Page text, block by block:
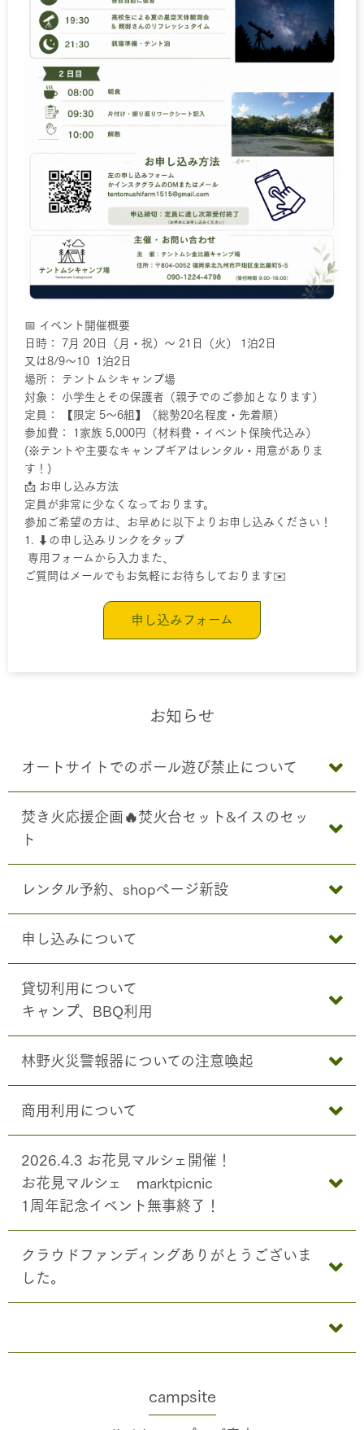
📅 イベント開催概要
日時： 7月 20日（月・祝）〜 21日（火） 1泊2日
又は8/9〜10 1泊2日
場所： テントムシキャンプ場
対象： 小学生とその保護者（親子でのご参加となります）
定員： 【限定 5〜6組】（総勢20名程度・先着順）
参加費： 1家族 5,000円（材料費・イベント保険代込み）
(※テントや主要なキャンプギアはレンタル・用意がありま
す！)
📩 お申し込み方法
定員が非常に少なくなっております。
参加ご希望の方は、お早めに以下よりお申し込みください！
1. ⬇️の申し込みリンクをタップ
専用フォームから入力また、
ご質問はメールでもお気軽にお待ちしております✉️
申し込みフォーム
お知らせ
オートサイトでのボール遊び禁止について
焚き火応援企画🔥焚火台セット&イスのセッ
ト
レンタル予約、shopページ新設
申し込みについて
貸切利用について
キャンプ、BBQ利用
林野火災警報器についての注意喚起
商用利用について
2026.4.3 お花見マルシェ開催！
お花見マルシェ marktpicnic
1周年記念イベント無事終了！
クラウドファンディングありがとうございま
した。
campsite